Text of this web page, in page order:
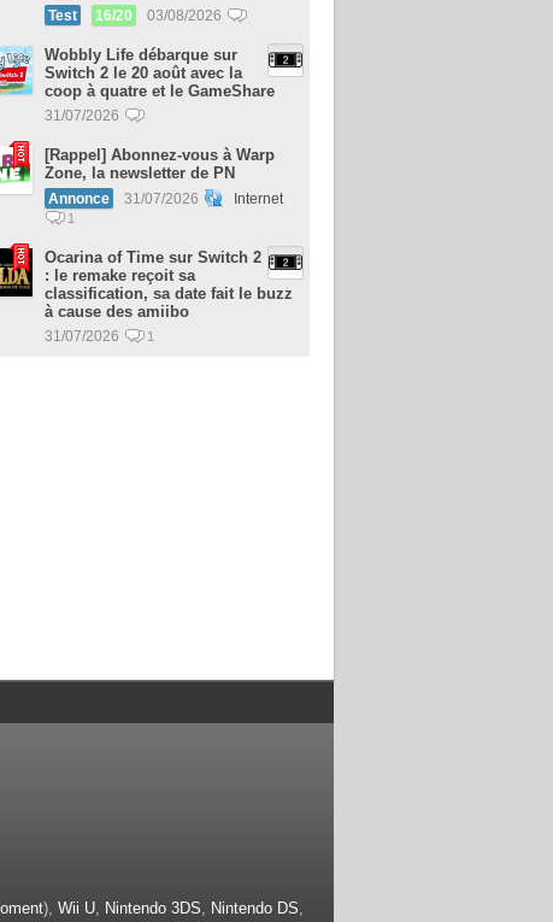
Test 16/20 03/08/2026
Wobbly Life débarque sur
Switch 2 le 20 août avec la
coop à quatre et le GameShare
31/07/2026
[Rappel] Abonnez-vous à Warp
Zone, la newsletter de PN
Annonce 31/07/2026 Internet
1
Ocarina of Time sur Switch 2
: le remake reçoit sa
classification, sa date fait le buzz
à cause des amiibo
31/07/2026 1
), Wii U, Nintendo 3DS, Nintendo DS,